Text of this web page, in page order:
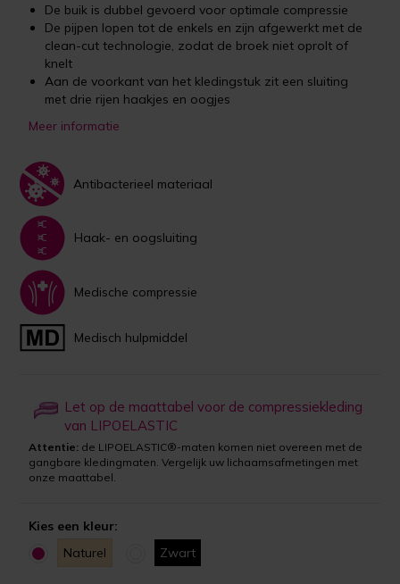
De buik is dubbel gevoerd voor optimale compressie
De pijpen lopen tot de enkels en zijn afgewerkt met de
clean-cut technologie, zodat de broek niet oprolt of
knelt
Aan de voorkant van het kledingstuk zit een sluiting
met drie rijen haakjes en oogjes
Meer informatie
Antibacterieel materiaal
Haak- en oogsluiting
Medische compressie
Medisch hulpmiddel
Let op de maattabel voor de compressiekleding
van LIPOELASTIC
Attentie: de LIPOELASTIC®-maten komen niet overeen met de
gangbare kledingmaten. Vergelijk uw lichaamsafmetingen met
onze maattabel.
Kies een kleur:
Naturel
Zwart